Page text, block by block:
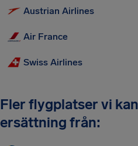
Austrian Airlines
Air France
Swiss Airlines
Fler flygplatser vi
ersättning från: